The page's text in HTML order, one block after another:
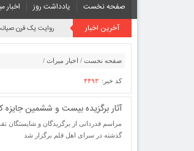
صفحه نخست یادداشت روز اخبار
آخرین اخبار
روایت یک قرن
صفحه نخست / اخبار میراث /
کد خبر: ۴۴۹۳
آثار برگزیده بیست و ششمین
مراسم قدردانی از برگزیدگان و شایستگان
گذشته در سرای اهل قلم برگزار شد